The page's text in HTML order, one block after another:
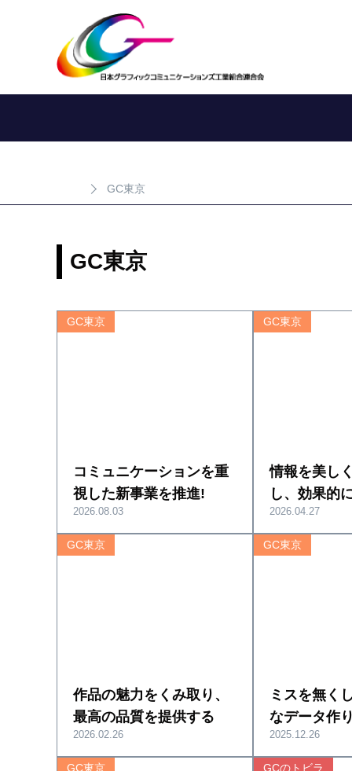
GC東京
GC東京
GC東京
コミュニケーションを重
視した新事業を推進!
2026.08.03
GC東京
情報を美し
し、効果的
2026.04.27
GC東京
作品の魅力をくみ取り、
最高の品質を提供する
2026.02.26
GC東京
ミスを無く
なデータ作
2025.12.26
GC東京 GCのトビラ